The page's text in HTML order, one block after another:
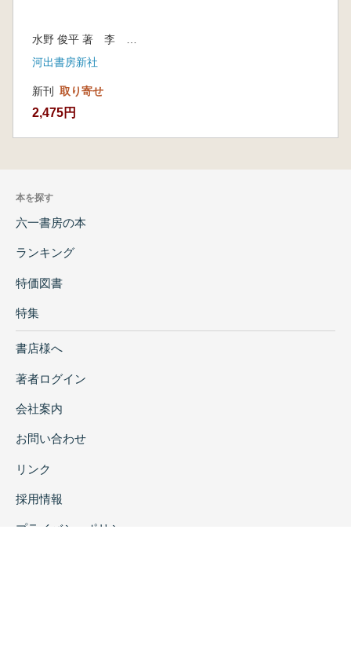
河出書房新社
新刊 取り寄せ
2,475円
本を探す
六一書房の本
ランキング
特価図書
特集
書店様へ
著者ログイン
会社案内
お問い合わせ
リンク
採用情報
プライバシーポリシー